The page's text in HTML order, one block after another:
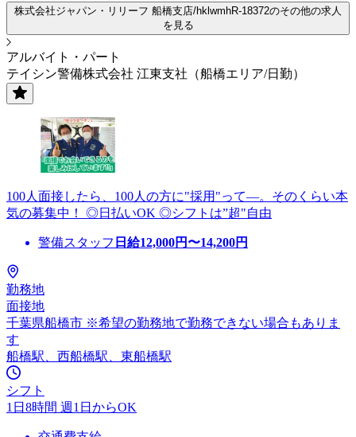
株式会社ジャパン・リリーフ 船橋支店/hklwmhR-18372のその他の求人
を見る
アルバイト・パート
テイシン警備株式会社 江東支社（船橋エリア/日勤）
100人面接したら、100人の方に"採用"って―。そのくらい本
気の募集中！ ◎日払いOK ◎シフトは”超"自由
警備スタッフ 日給12,000円〜14,200円
勤務地
面接地
千葉県船橋市 ※希望の勤務地で勤務できない場合もありま
す
船橋駅、西船橋駅、東船橋駅
シフト
1日8時間 週1日からOK